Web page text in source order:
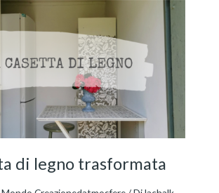
di legno trasformata